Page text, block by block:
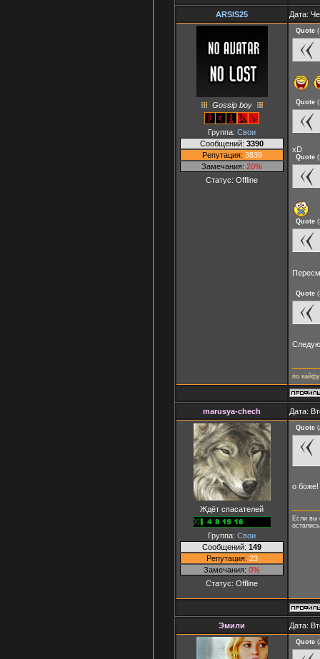
ARSIS25 Дата:
Gossip boy
Группа: Свои
Сообщений: 3390
Репутация: 3839
Замечания: 20%
Статус: Offline
Quote (
Quote (
xD
Quote (
Quote (
Quote (
по кайфу
marusya-chech Дата:
Ждёт спасателей
Группа: Свои
Сообщений: 149
Репутация: 23
Замечания: 0%
Статус: Offline
Quote (
о боже!
Если вы
Эмили Дата:
Quote (